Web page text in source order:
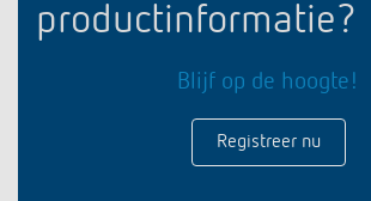
productinformatie?
Blijf op de hoogte!
Registreer nu